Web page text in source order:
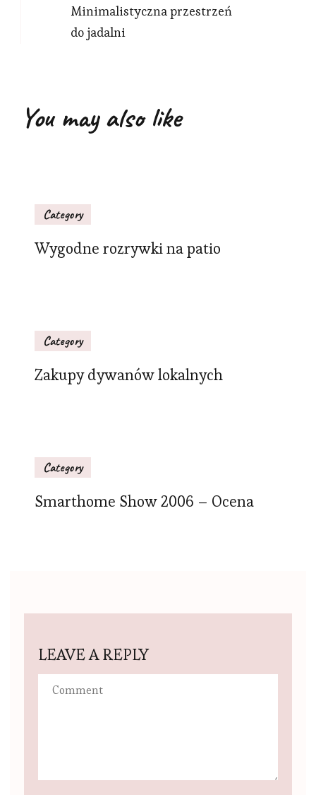
Minimalistyczna przestrzeń
do jadalni
You may also like
Category
Wygodne rozrywki na patio
Category
Zakupy dywanów lokalnych
Category
Smarthome Show 2006 – Ocena
LEAVE A REPLY